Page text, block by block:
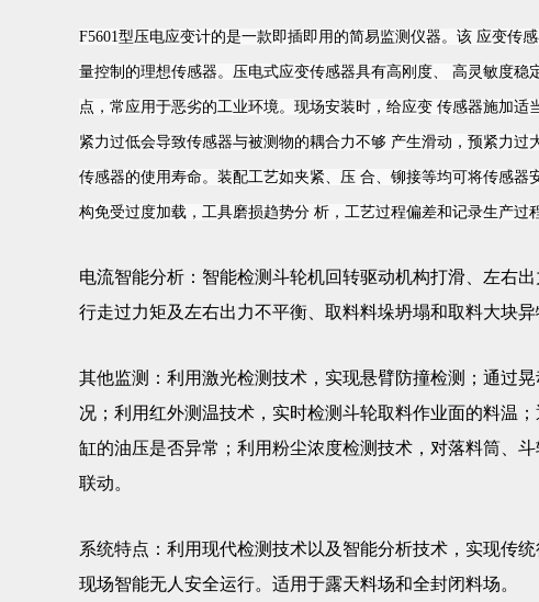
F5601型压电应变计的是一款即插即用的简易监测仪器。该 应变传
量控制的理想传感器。压电式应变传感器具有高刚度、 高灵敏度
点，常应用于恶劣的工业环境。现场安装时，给应变 传感器施加
紧力过低会导致传感器与被测物的耦合力不够 产生滑动，预紧力
传感器的使用寿命。装配工艺如夹紧、压 合、铆接等均可将传感
构免受过度加载，工具磨损趋势分 析，工艺过程偏差和记录生产过
电流智能分析：智能检测斗轮机回转驱动机构打滑、左右
行走过力矩及左右出力不平衡、取料料垛坍塌和取料大块异
其他监测：利用激光检测技术，实现悬臂防撞检测；通过
况；利用红外测温技术，实时检测斗轮取料作业面的料温
缸的油压是否异常；利用粉尘浓度检测技术，对落料筒、
联动。
系统特点：利用现代检测技术以及智能分析技术，实现传
现场智能无人安全运行。适用于露天料场和全封闭料场。